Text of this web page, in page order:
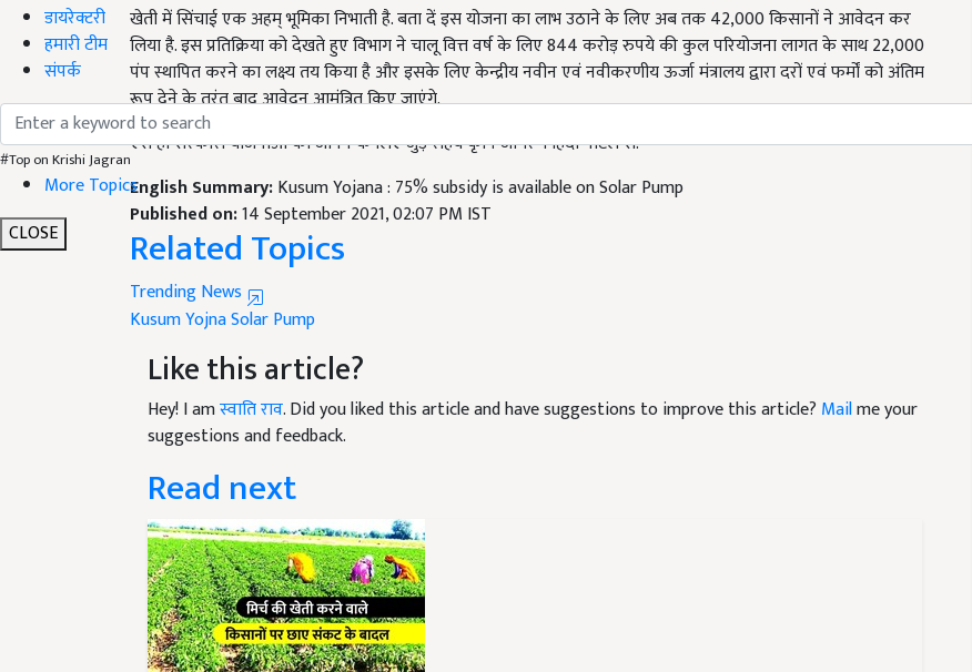
डायरेक्टरी
हमारी टीम
संपर्क
#Top on Krishi Jagran
More Topics
CLOSE
खेती में सिंचाई एक अहम् भूमिका निभाती है. बता दें इस योजना का लाभ उठाने के लिए अब तक 42,000 किसानों ने आवेदन कर
लिया है. इस प्रतिक्रिया को देखते हुए विभाग ने चालू वित्त वर्ष के लिए 844 करोड़ रुपये की कुल परियोजना लागत के साथ 22,000
पंप स्थापित करने का लक्ष्य तय किया है और इसके लिए केन्द्रीय नवीन एवं नवीकरणीय ऊर्जा मंत्रालय द्वारा दरों एवं फर्मों को अंतिम
रूप देने के तुरंत बाद आवेदन आमंत्रित किए जाएंगे.
ऐसे ही सरकारी योजनाओं को जानने के लिए जुड़े रहिये कृषि जागरण हिंदी पोर्टल से.
English Summary:Kusum Yojana : 75% subsidy is available on Solar Pump
Published on:14 September 2021, 02:07 PM IST
Related Topics
Trending News
Kusum YojnaSolar Pump
Like this article?
Hey! I amस्वाति राव. Did you liked this article and have suggestions to improve this article? Mailme your
suggestions and feedback.
Read next